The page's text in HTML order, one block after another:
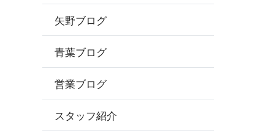
矢野ブログ
青葉ブログ
営業ブログ
スタッフ紹介